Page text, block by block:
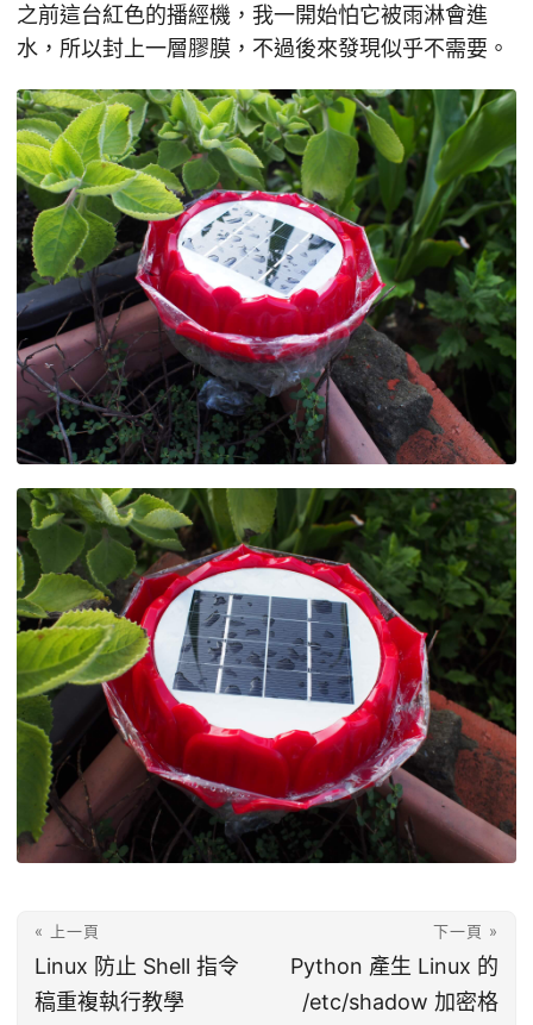
之前這台紅色的播經機，我一開始怕它被雨淋會進
水，所以封上一層膠膜，不過後來發現似乎不需要。
« 上一頁
Linux 防止 Shell 指令
稿重複執行教學
下一頁 »
Python 產生 Linux 的
/etc/shadow 加密格